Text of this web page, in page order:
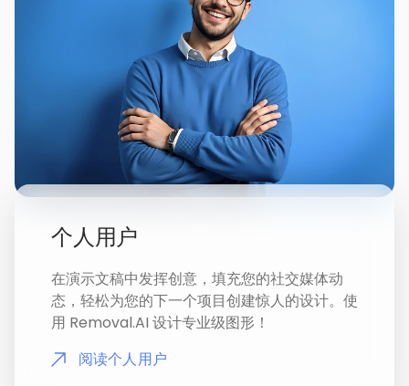
个人用户
在演示文稿中发挥创意，填充您的社交媒体动
态，轻松为您的下一个项目创建惊人的设计。使
用 Removal.AI 设计专业级图形！
阅读个人用户